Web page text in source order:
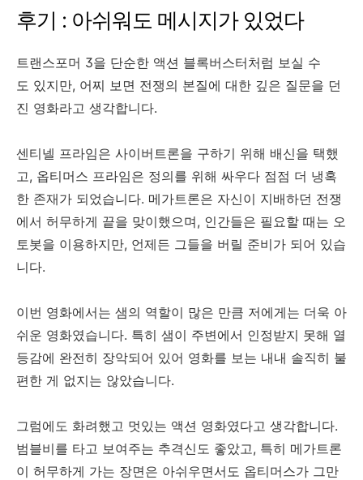
후기 : 아쉬워도 메시지가 있었다
트랜스포머 3을 단순한 액션 블록버스터처럼 보실 수
도 있지만, 어찌 보면 전쟁의 본질에 대한 깊은 질문을 던
진 영화라고 생각합니다.
센티넬 프라임은 사이버트론을 구하기 위해 배신을 택했
고, 옵티머스 프라임은 정의를 위해 싸우다 점점 더 냉혹
한 존재가 되었습니다. 메가트론은 자신이 지배하던 전쟁
에서 허무하게 끝을 맞이했으며, 인간들은 필요할 때는 오
토봇을 이용하지만, 언제든 그들을 버릴 준비가 되어 있습
니다.
이번 영화에서는 샘의 역할이 많은 만큼 저에게는 더욱 아
쉬운 영화였습니다. 특히 샘이 주변에서 인정받지 못해 열
등감에 완전히 장악되어 있어 영화를 보는 내내 솔직히 불
편한 게 없지는 않았습니다.
그럼에도 화려했고 멋있는 액션 영화였다고 생각합니다.
범블비를 타고 보여주는 추격신도 좋았고, 특히 메가트론
이 허무하게 가는 장면은 아쉬우면서도 옵티머스가 그만